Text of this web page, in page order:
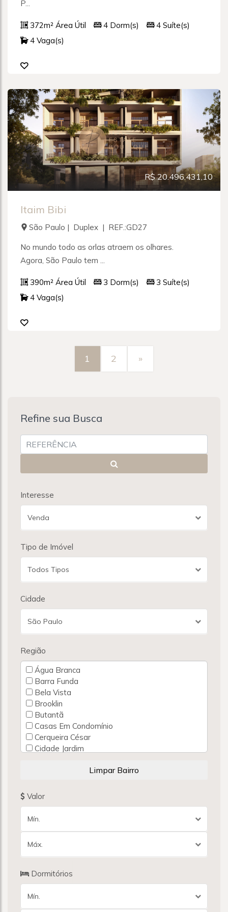
P...
372m² Área Útil 4 Dorm(s)
4 Suíte(s)
4 Vaga(s)
R$ 20.496.431,10
Itaim Bibi
São Paulo | Duplex | REF.:GD27
No mundo todo as orlas atraem os olhares.
Agora, São Paulo tem ...
390m² Área Útil 3 Dorm(s)
3 Suíte(s)
4 Vaga(s)
1 2 »
Refine sua Busca
Interesse
Venda
Tipo de Imóvel
Todos Tipos
Cidade
São Paulo
Região
Água Branca
Barra Funda
Bela Vista
Brooklin
Butantã
Casas Em Condomínio
Cerqueira César
Cidade Jardim
Demais Cidades
Indianópolis
Itaim Bibi
Jardim América
Jardim Paulista
Jardim Paulistano
Morumbi
Orla Paulistana
Outras Cidades
Valor
Mín.
Máx.
Dormitórios
Mín.